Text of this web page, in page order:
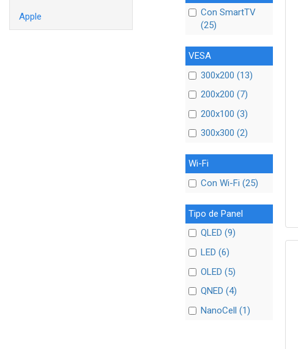
Apple
Con SmartTV
(25)
VESA
300x200 (13)
200x200 (7)
200x100 (3)
300x300 (2)
Wi-Fi
Con Wi-Fi (25)
Tipo de Panel
QLED (9)
LED (6)
OLED (5)
QNED (4)
NanoCell (1)